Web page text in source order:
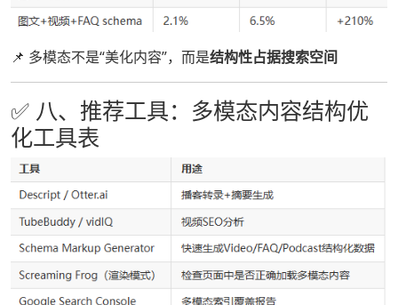
📌 多模态不是“美化内容”，而是结构性占据搜索空间
✅ 八、推荐工具：多模态内容结构优
化工具表